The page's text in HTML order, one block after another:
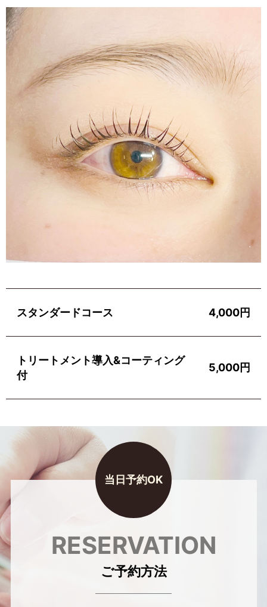
スタンダードコース 4,000円
トリートメント導入&コーティング
付
5,000円
RESERVATION
ご予約方法